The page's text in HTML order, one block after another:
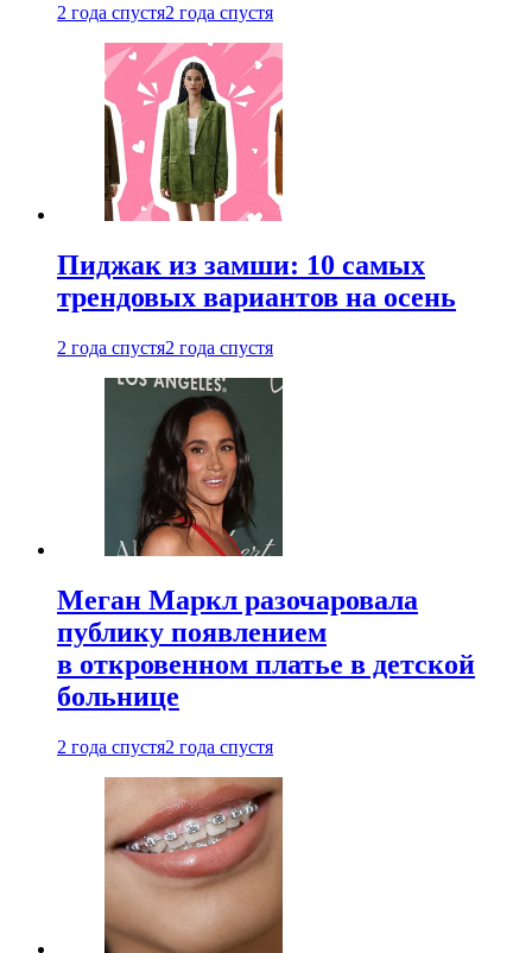
2 года спустя2 года спустя
Пиджак из замши: 10 самых
трендовых вариантов на осень
2 года спустя2 года спустя
Меган Маркл разочаровала
публику появлением
в откровенном платье в детской
больнице
2 года спустя2 года спустя